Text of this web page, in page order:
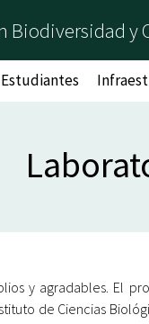
Biodiversidad
Estudiantes
y agradables.
de Ciencias